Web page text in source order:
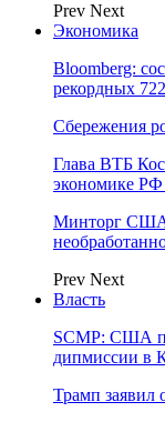
Prev Next
Экономика
Bloomberg:
рекордных
Сбережения
Глава ВТБ
экономике
Минторг США
Prev Next
Власть
SCMP: США
дипмиссии в
Трамп заявил